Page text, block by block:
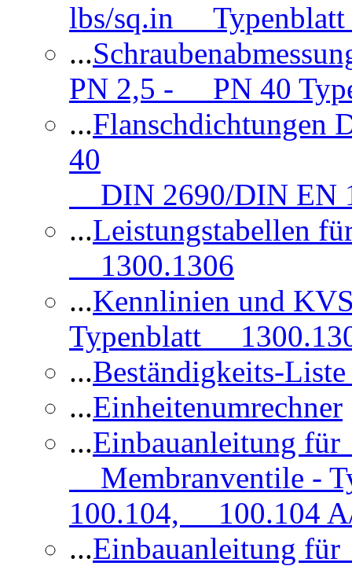
lbs/sq.in Typenblatt
...
PN 2,5 - PN 40
...
40
DIN 2690/DIN EN
...Leistungstabellen
1300.1306
...Kennlinien und
Typenblatt
...Beständigkeits-
...Einheitenumrechner
...Einbauanleitung
Membranventile -
100.104, 100.104
...Einbauanleitung